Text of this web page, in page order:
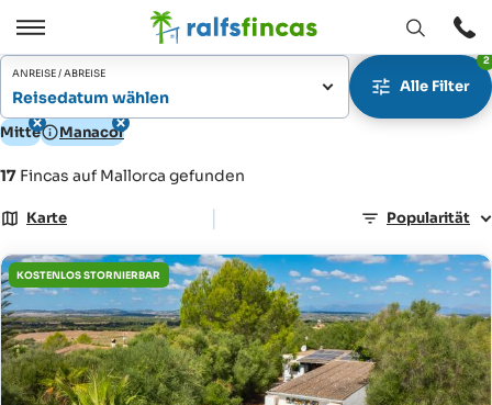
Öffnen
/
Schließen
Fenster
Öffnen
ANREISE / ABREISE
Reisedatum wählen
Alle Filter
2
Mitte Manacor
17 Fincas auf Mallorca gefunden
Karte | Popularität
KOSTENLOS STORNIERBAR